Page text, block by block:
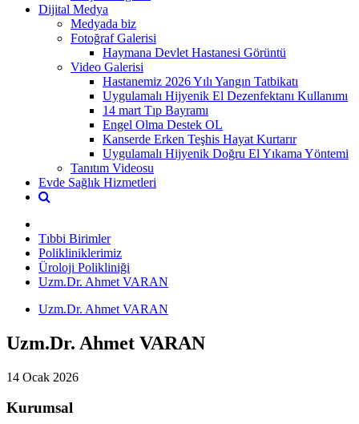
Dijital Medya
Medyada biz
Fotoğraf Galerisi
Haymana Devlet Hastanesi Görüntü
Video Galerisi
Hastanemiz 2026 Yılı Yangın Tatbikatı
Uygulamalı Hijyenik El Dezenfektanı Kullanımı
14 mart Tıp Bayramı
Engel Olma Destek OL
Kanserde Erken Teşhis Hayat Kurtarır
Uygulamalı Hijyenik Doğru El Yıkama Yöntemi
Tanıtım Videosu
Evde Sağlık Hizmetleri
Tıbbi Birimler
Polikliniklerimiz
Üroloji Polikliniği
Uzm.Dr. Ahmet VARAN
Uzm.Dr. Ahmet VARAN
Uzm.Dr. Ahmet VARAN
14 Ocak 2026
Kurumsal